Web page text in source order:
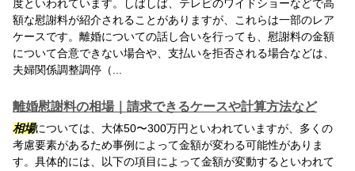
度といわれています。しばしば、テレビのワイドショーなどで高
額な慰謝料が紹介されることがありますが、これらは一部のレア
ケースです。離婚についての話し合いを行っても、慰謝料の金額
について合意できない場合や、支払いを拒否される場合などは、
夫婦関係調整調停（...
離婚慰謝料の相場｜請求できるケースや計算方法など
相場については、大体50〜300万円といわれていますが、多くの
考慮要素があるため事例によって金額が変わる可能性がありま
す。具体的には、以下の項目によって金額が変動するといわれて